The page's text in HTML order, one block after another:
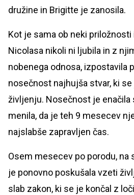
družine in Brigitte je zanosila.
Kot je sama ob neki
Nicolasa nikoli ni ljubila in z
nobenega odnosa, izpostavila
nosečnost najhujša stvar, ki
življenju. Nosečnost je enačila
menila, da je teh 9 mesecev
najslabše zapravljen čas.
Osem mesecev po porodu, na
je ponovno poskušala vzeti
slab zakon, ki se je končal z